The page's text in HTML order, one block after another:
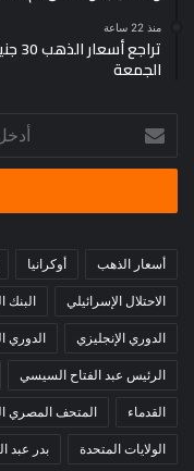
منذ 22 ساعة
الجمعة
بريدك
الإلكتروني
أسعار الذهب أوكرانيا
الاحتلال الإسرائيلي البنك
الدوري الإنجليزي الدوري
الرئيس عبد الفتاح السيسي
القدماء المتحف المصري
الولايات المتحدة بدر عبد